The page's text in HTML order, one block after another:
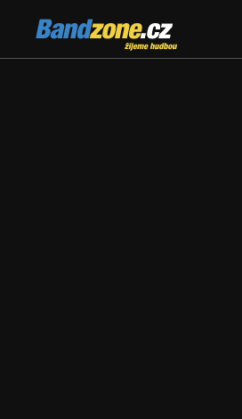
Bandzone.cz
žijeme hudbou